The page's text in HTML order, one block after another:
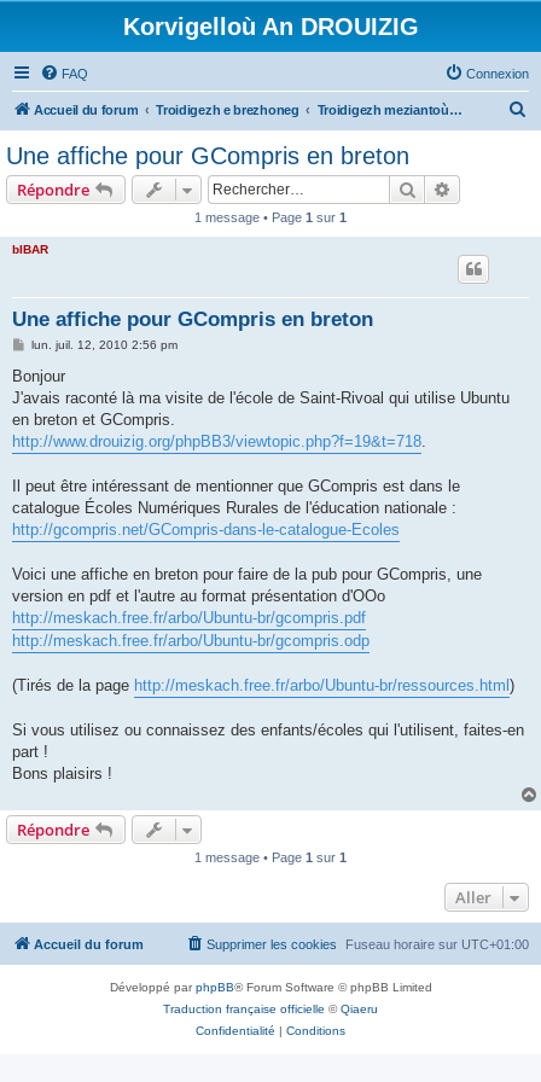
Korvigelloù An DROUIZIG
FAQ Connexion
Accueil du forum Troidigezh e brezhoneg Troidigezh meziantoù all (frank a wirioù evit an darn vrasañ anezho)
Une affiche pour GCompris en breton
Répondre Rechercher
1 message • Page 1 sur 1
bIBAR
Une affiche pour GCompris en breton
M
s
a
g
lun. juil. 12, 2010 2:56 pm
Bonjour
J'avais raconté là ma visite de l'école de Saint-Rivoal qui utilise Ubuntu
en breton et GCompris.
http://www.drouizig.org/phpBB3/viewtopic.php?f=19&t=718.
Il peut être intéressant de mentionner que GCompris est dans le
catalogue Écoles Numériques Rurales de l'éducation nationale :
http://gcompris.net/GCompris-dans-le-catalogue-Ecoles
Voici une affiche en breton pour faire de la pub pour GCompris, une
version en pdf et l'autre au format présentation d'OOo
http://meskach.free.fr/arbo/Ubuntu-br/gcompris.pdf
http://meskach.free.fr/arbo/Ubuntu-br/gcompris.odp
(Tirés de la page http://meskach.free.fr/arbo/Ubuntu-br/ressources.html )
Si vous utilisez ou connaissez des enfants/écoles qui l'utilisent, faites-en
part !
Bons plaisirs !
Répondre
1 message • Page 1 sur 1
Aller
Accueil du forum Fuseau horaire sur UTC+01:00
Supprimer les cookies
Développé parphpBB® Forum Software © phpBB Limited
Traduction française officielle ©Qiaeru
Confidentialité | Conditions